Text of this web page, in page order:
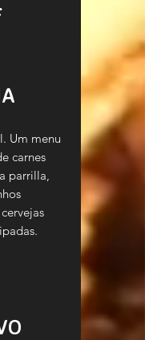
Um menu
carnes
parrilla,